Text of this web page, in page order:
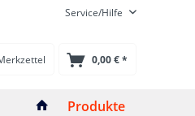
Service/Hilfe
0,00 € *
Produkte